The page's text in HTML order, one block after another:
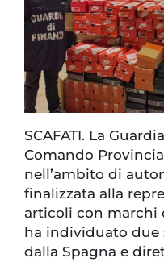
SCAFATI. La
Comando
nell’ambito di
finalizzata alla
articoli con marchi
ha individuato due
dalla Spagna e